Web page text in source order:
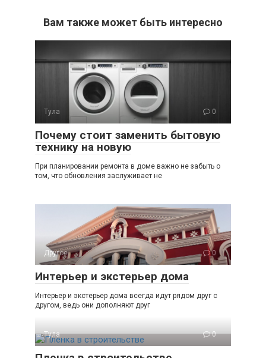
Вам также может быть интересно
Тула 0
Почему стоит заменить бытовую
технику на новую
При планировании ремонта в доме важно не забыть о
том, что обновления заслуживает не
Другое 0
Интерьер и экстерьер дома
Интерьер и экстерьер дома всегда идут рядом друг с
другом, ведь они дополняют друг
Тула 0